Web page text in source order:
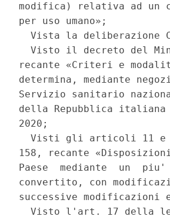
modifica) relativa ad un
per uso umano»;
Vista la deliberazione
Visto il decreto del
recante «Criteri e
determina, mediante
Servizio sanitario
della Repubblica
2020;
Visti gli articoli 11
158, recante
Paese  mediante  un
convertito, con
successive
Visto l'art. 17 della